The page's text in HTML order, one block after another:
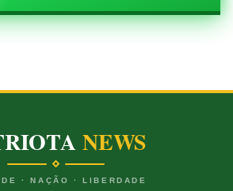
NEWS
· NAÇÃO · LIBERDADE